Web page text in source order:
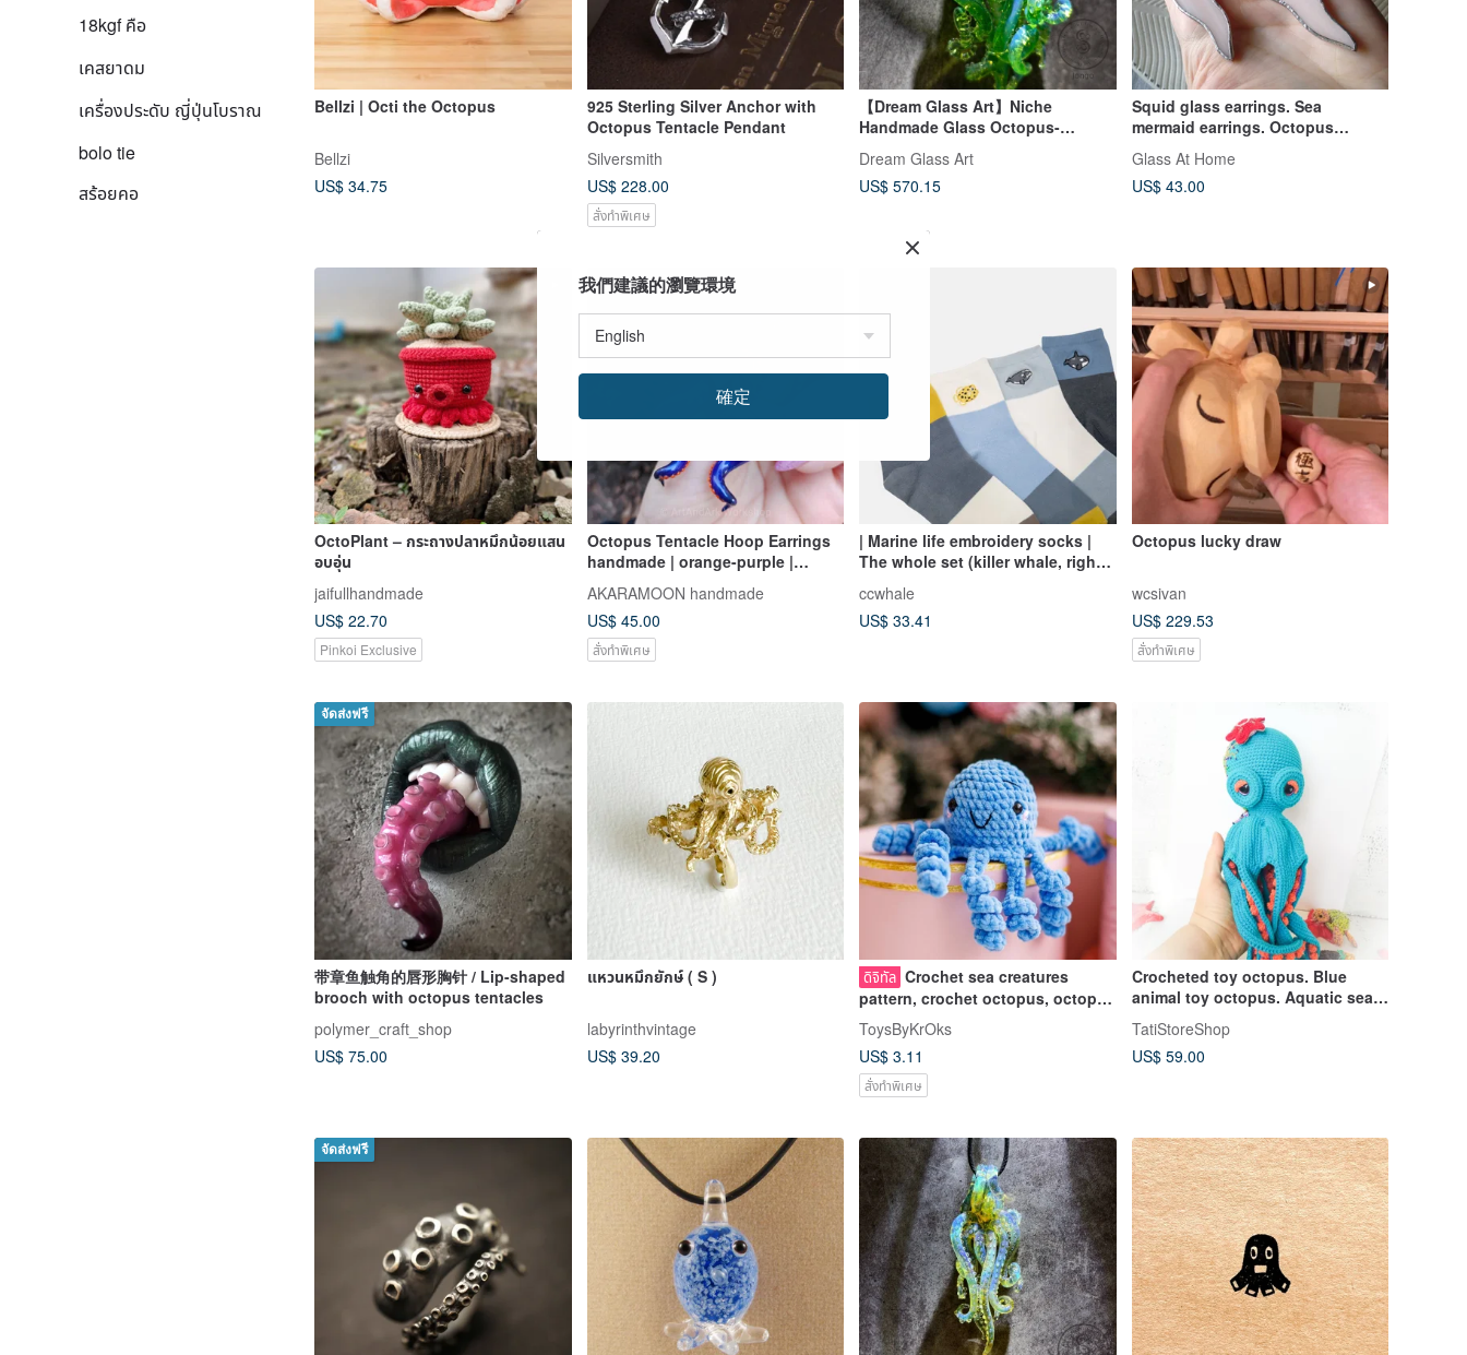
18kgf คือ
เคสยาดม
เครื่องประดับ ญี่ปุ่นโบราณ
bolo tie
สร้อยคอ
Bellzi | Octi the Octopus
Bellzi
US$ 34.75
925 Sterling Silver Anchor with
Octopus Tentacle Pendant
Silversmith
US$ 228.00
สั่งทำพิเศษ
【Dream Glass Art】Niche
Handmade Glass Octopus-
Shaped Necklace Pendant (color
Q)
Dream Glass Art
US$ 570.15
Squid glass earrings. Sea
mermaid earrings. Octopus
Glass At Home
US$ 43.00
OctoPlant – กระถางปลาหมึกน้อยแสน
อบอุ่น
jaifullhandmade
US$ 22.70
Pinkoi Exclusive
Octopus Tentacle Hoop Earrings
handmade | orange-purple |
polymer clay
AKARAMOON handmade
US$ 45.00
สั่งทำพิเศษ
| Marine life embroidery socks |
The whole set (killer whale, right
whale, octopus, small papaya)
ccwhale
US$ 33.41
Octopus lucky draw
wcsivan
US$ 229.53
สั่งทำพิเศษ
จัดส่งฟรี
带章鱼触角的唇形胸针 / Lip-shaped
brooch with octopus tentacles
polymer_craft_shop
US$ 75.00
แหวนหมึกยักษ์ ( S )
labyrinthvintage
US$ 39.20
ดิจิทัล Crochet sea creatures
pattern, crochet octopus, octopus
pattern pdf, sea animals
ToysByKrOks
US$ 3.11
สั่งทำพิเศษ
Crocheted toy octopus. Blue
animal toy octopus. Aquatic sea
TatiStoreShop
US$ 59.00
จัดส่งฟรี
我們建議的瀏覽環境
確定